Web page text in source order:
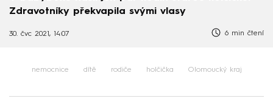
Zdravotníky překvapila svými vlasy
30. čvc 2021, 14:07 6 min čtení
nemocnice dítě rodiče holčička Olomoucký kraj